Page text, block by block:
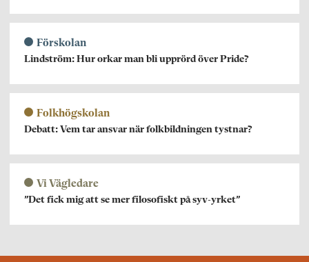
Förskolan
Lindström: Hur orkar man bli upprörd över Pride?
Folkhögskolan
Debatt: Vem tar ansvar när folkbildningen tystnar?
Vi Vägledare
”Det fick mig att se mer filosofiskt på syv-yrket”